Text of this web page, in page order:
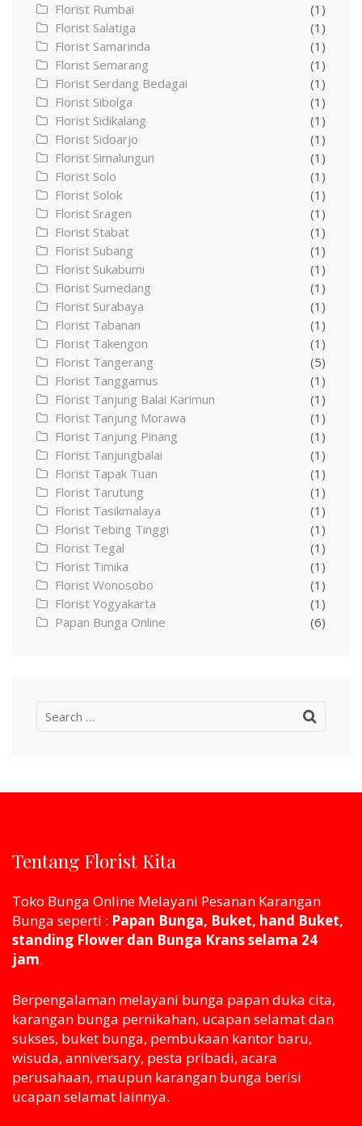
Florist Rumbai
(1)
Florist Salatiga
(1)
Florist Samarinda
(1)
Florist Semarang
(1)
Florist Serdang Bedagai
(1)
Florist Sibolga
(1)
Florist Sidikalang
(1)
Florist Sidoarjo
(1)
Florist Simalungun
(1)
Florist Solo
(1)
Florist Solok
(1)
Florist Sragen
(1)
Florist Stabat
(1)
Florist Subang
(1)
Florist Sukabumi
(1)
Florist Sumedang
(1)
Florist Surabaya
(1)
Florist Tabanan
(1)
Florist Takengon
(1)
Florist Tangerang
(5)
Florist Tanggamus
(1)
Florist Tanjung Balai Karimun
(1)
Florist Tanjung Morawa
(1)
Florist Tanjung Pinang
(1)
Florist Tanjungbalai
(1)
Florist Tapak Tuan
(1)
Florist Tarutung
(1)
Florist Tasikmalaya
(1)
Florist Tebing Tinggi
(1)
Florist Tegal
(1)
Florist Timika
(1)
Florist Wonosobo
(1)
Florist Yogyakarta
(1)
Papan Bunga Online
(6)
Search
Tentang Florist Kita
Toko Bunga Online Melayani Pesanan Karangan
Bunga seperti : Papan Bunga, Buket, hand Buket,
standing Flower dan Bunga Krans selama 24
jam.
Berpengalaman melayani bunga papan duka cita,
karangan bunga pernikahan, ucapan selamat dan
sukses, buket bunga, pembukaan kantor baru,
wisuda, anniversary, pesta pribadi, acara
perusahaan, maupun karangan bunga berisi
ucapan selamat lainnya.